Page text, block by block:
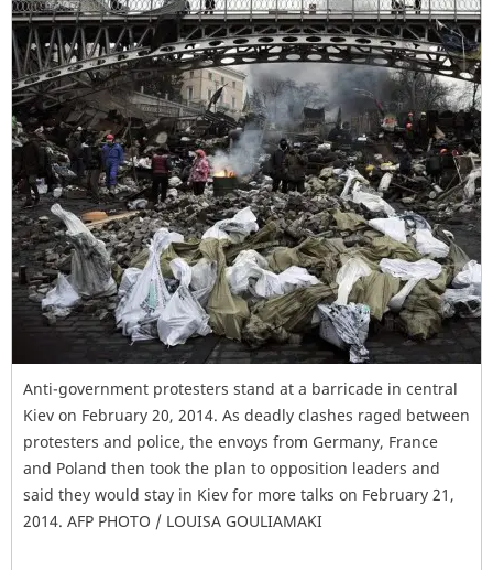
Anti-government protesters stand at a barricade in central
Kiev on February 20, 2014. As deadly clashes raged between
protesters and police, the envoys from Germany, France
and Poland then took the plan to opposition leaders and
said they would stay in Kiev for more talks on February 21,
2014. AFP PHOTO / LOUISA GOULIAMAKI